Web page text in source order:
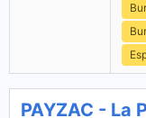
PAYZAC - La